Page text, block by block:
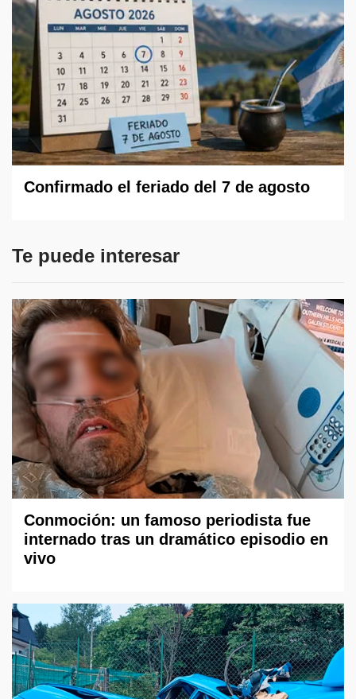
Confirmado el feriado del 7 de agosto
Te puede interesar
Conmoción: un famoso periodista fue
internado tras un dramático episodio en
vivo